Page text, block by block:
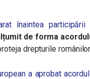
înaintea
de forma
drepturile
a aprobat